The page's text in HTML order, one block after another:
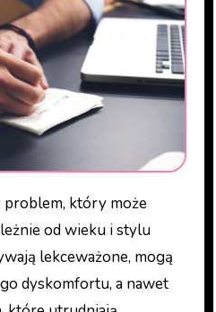
od wieku i stylu
lekceważone, mogą
dyskomfortu, a nawet